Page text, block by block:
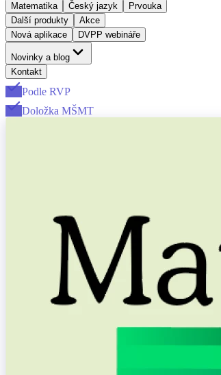
Matematika Český jazyk
Prvouka
Další produkty
Akce
Nová aplikace
DVPP webináře
Novinky a blog
Kontakt
Podle RVP
Doložka MŠMT